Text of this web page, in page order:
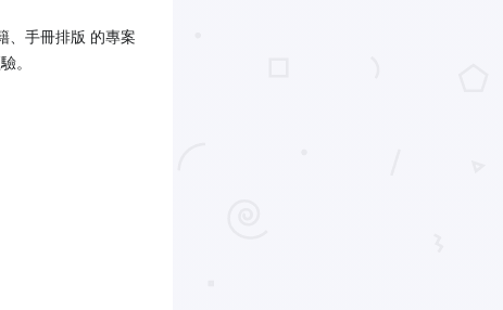
、手冊排版 的專案
。